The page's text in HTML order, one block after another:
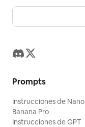
Prompts
Instrucciones de Nano
Banana Pro
Instrucciones de GPT